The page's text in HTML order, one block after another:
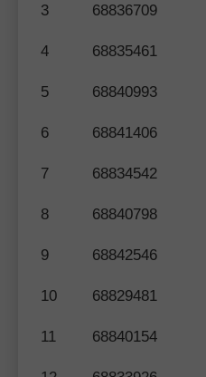
3 68836709
4 68835461
5 68840993
6 68841406
7 68834542
8 68840798
9 68842546
10 68829481
11 68840154